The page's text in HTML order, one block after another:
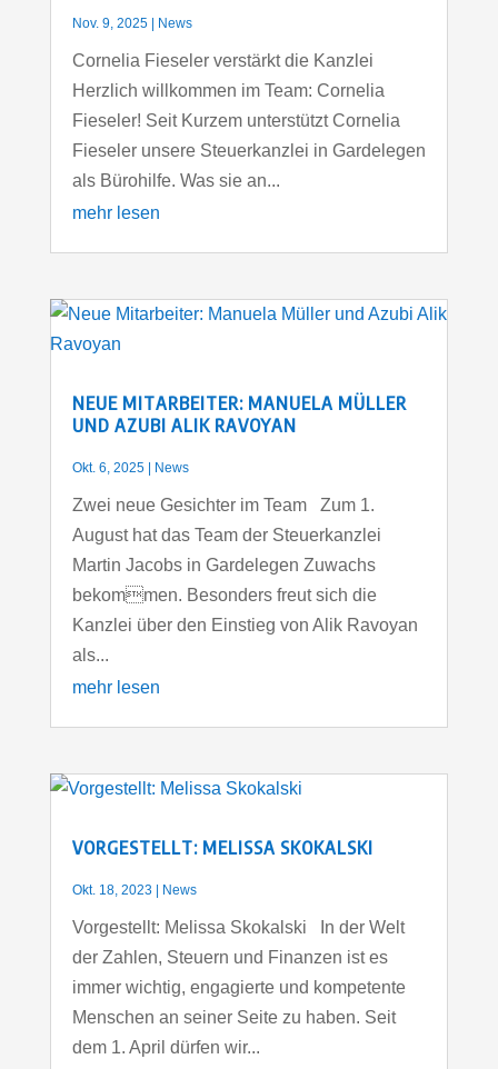
Nov. 9, 2025| News
Cornelia Fieseler verstärkt die Kanzlei
Herzlich willkommen im Team: Cornelia
Fieseler! Seit Kurzem unterstützt Cornelia
Fieseler unsere Steuerkanzlei in Gardelegen
als Bürohilfe. Was sie an...
mehr lesen
NEUE MITARBEITER: MANUELA MÜLLER
UND AZUBI ALIK RAVOYAN
Okt. 6, 2025| News
Zwei neue Gesichter im Team Zum 1.
August hat das Team der Steuerkanzlei
Martin Jacobs in Gardelegen Zuwachs
bekommen. Besonders freut sich die
Kanzlei über den Einstieg von Alik Ravoyan
als...
mehr lesen
VORGESTELLT: MELISSA SKOKALSKI
Okt. 18, 2023 News
Vorgestellt: Melissa Skokalski In der Welt
der Zahlen, Steuern und Finanzen ist es
immer wichtig, engagierte und kompetente
Menschen an seiner Seite zu haben. Seit
dem 1. April dürfen wir...